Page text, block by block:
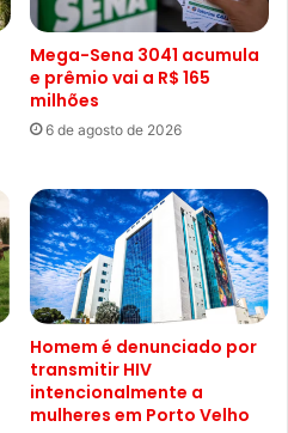
Mega-Sena 3041 acumula
e prêmio vai a R$ 165
milhões
6 de agosto de 2026
Homem é denunciado por
transmitir HIV
intencionalmente a
mulheres em Porto Velho